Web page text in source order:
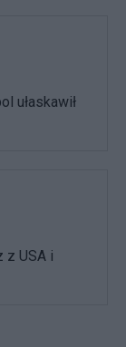
ułaskawił
z USA i